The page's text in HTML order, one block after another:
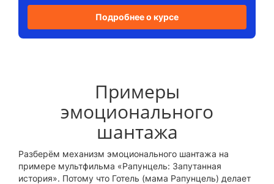
Подробнее о курсе
Примеры
эмоционального
шантажа
Разберём механизм эмоционального шантажа на
примере мультфильма «Рапунцель: Запутанная
история». Потому что Готель (мама Рапунцель) делает